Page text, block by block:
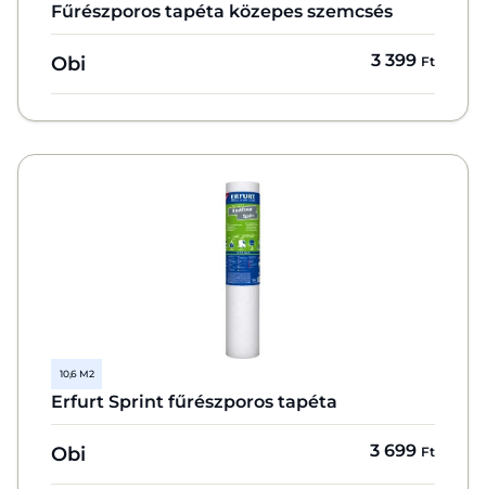
Fűrészporos tapéta közepes szemcsés
Obi 3 399 Ft
10,6 M2
Erfurt Sprint fűrészporos tapéta
Obi 3 699 Ft